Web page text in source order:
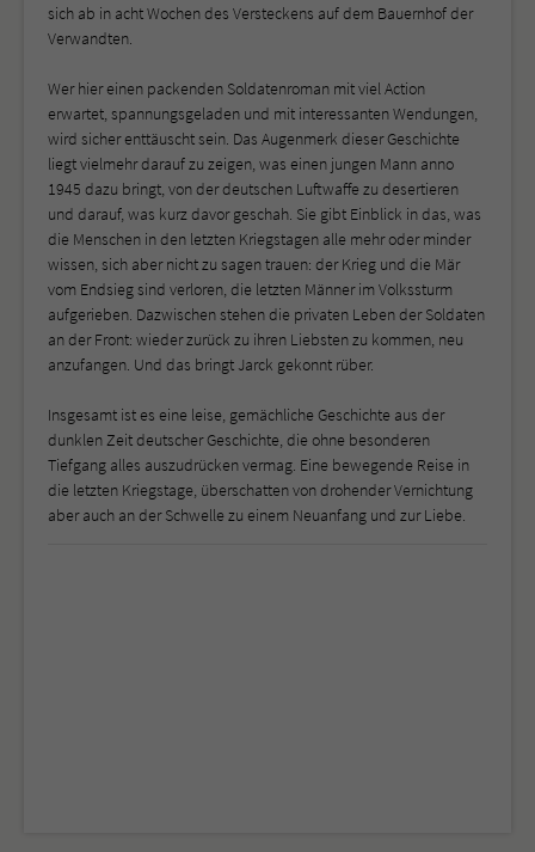
sich ab in acht Wochen des Versteckens auf dem Bauernhof der
Verwandten.
Wer hier einen packenden Soldatenroman mit viel Action
erwartet, spannungsgeladen und mit interessanten Wendungen,
wird sicher enttäuscht sein. Das Augenmerk dieser Geschichte
liegt vielmehr darauf zu zeigen, was einen jungen Mann anno
1945 dazu bringt, von der deutschen Luftwaffe zu desertieren
und darauf, was kurz davor geschah. Sie gibt Einblick in das, was
die Menschen in den letzten Kriegstagen alle mehr oder minder
wissen, sich aber nicht zu sagen trauen: der Krieg und die Mär
vom Endsieg sind verloren, die letzten Männer im Volkssturm
aufgerieben. Dazwischen stehen die privaten Leben der Soldaten
an der Front: wieder zurück zu ihren Liebsten zu kommen, neu
anzufangen. Und das bringt Jarck gekonnt rüber.
Insgesamt ist es eine leise, gemächliche Geschichte aus der
dunklen Zeit deutscher Geschichte, die ohne besonderen
Tiefgang alles auszudrücken vermag. Eine bewegende Reise in
die letzten Kriegstage, überschatten von drohender Vernichtung
aber auch an der Schwelle zu einem Neuanfang und zur Liebe.